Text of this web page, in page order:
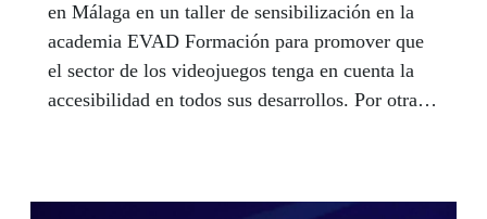
en Málaga en un taller de sensibilización en la
academia EVAD Formación para promover que
el sector de los videojuegos tenga en cuenta la
accesibilidad en todos sus desarrollos. Por otra